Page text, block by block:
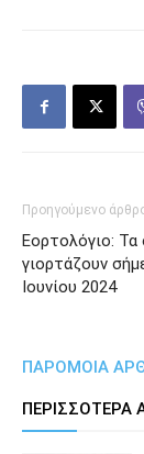
Προηγούμενο
Εορτολόγιο:
γιορτάζουν
Ιουνίου 2024
ΠΑΡΟΜΟΙΑ
ΠΕΡΙΣΣΟΤΕΡΑ